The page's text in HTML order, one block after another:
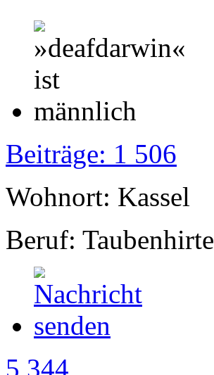
Beiträge: 1 506
Wohnort: Kassel
Beruf: Taubenhirte
5 344